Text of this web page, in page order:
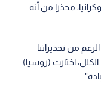
محذرا من أنه
من تحذيراتنا
اختارت (روسيا)